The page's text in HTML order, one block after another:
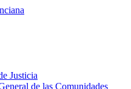
Justicia
de las Comunidades